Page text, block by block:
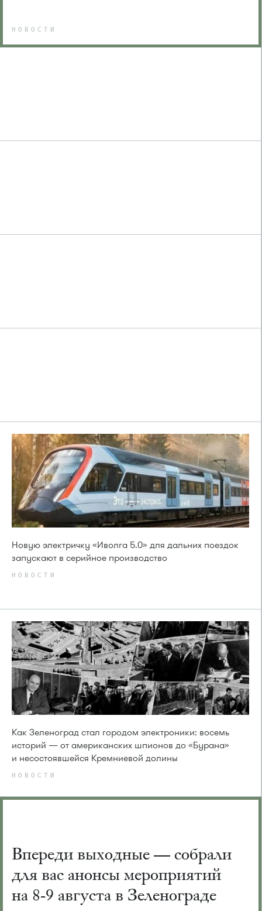
НОВОСТИ
Новую электричку «Иволга 5.0» для дальних поездок
запускают в серийное производство
НОВОСТИ
Как Зеленоград стал городом электроники: восемь
историй — от американских шпионов до «Бурана»
и несостоявшейся Кремниевой долины
НОВОСТИ
Впереди выходные — собрали
для вас анонсы мероприятий
на 8-9 августа в Зеленограде